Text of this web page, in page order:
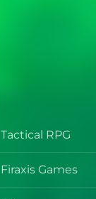
Genre
Tactical RPG
Ontwikkelaar
Firaxis Games